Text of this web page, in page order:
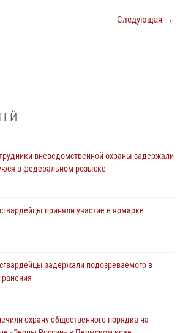
Следующая →
вневедомственной охраны задержали
в федеральном розыске
приняли участие в ярмарке
задержали подозреваемого в
охрану общественного порядка на